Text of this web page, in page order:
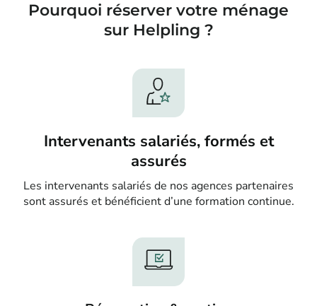
Pourquoi réserver votre ménage
sur Helpling ?
Intervenants salariés, formés et
assurés
Les intervenants salariés de nos agences partenaires
sont assurés et bénéficient d’une formation continue.